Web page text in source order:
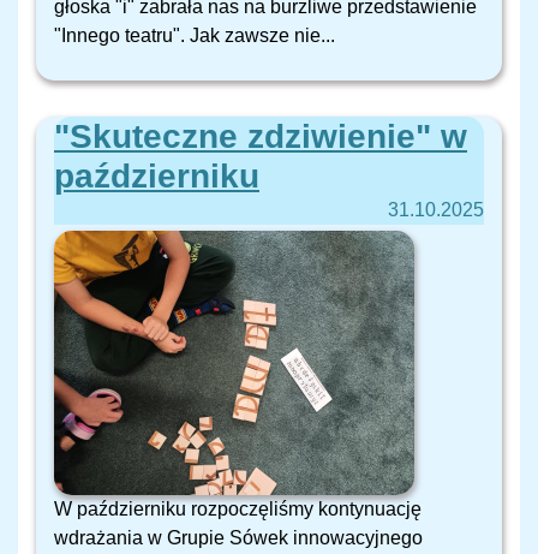
głoska "i" zabrała nas na burzliwe przedstawienie
"Innego teatru". Jak zawsze nie...
"Skuteczne zdziwienie" w
październiku
31.10.2025
W październiku rozpoczęliśmy kontynuację
wdrażania w Grupie Sówek innowacyjnego